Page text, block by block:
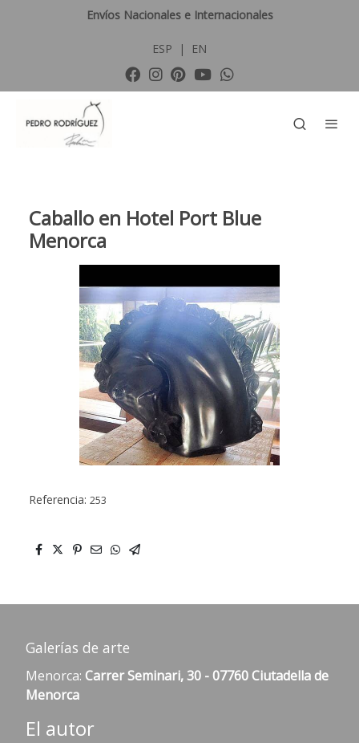
Envíos Nacionales e Internacionales
ESP | EN
Caballo en Hotel Port Blue
Menorca
Referencia: 253
Galerías de arte
Menorca: Carrer Seminari, 30 - 07760 Ciutadella de
Menorca
El autor